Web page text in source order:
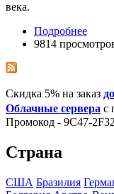
века.
Подробнее
9814
Скидка 5% на заказ
Облачные сервера с
Промокод - 9C47-
Страна
США Бразилия